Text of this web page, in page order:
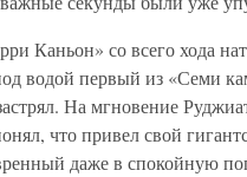
Каньон» со всего хода
водой первый из «Семи
На мгновение
что привел свой
даже в спокойную